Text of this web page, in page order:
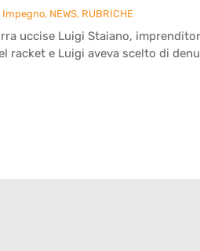
Impegno, NEWS, RUBRICHE
uccise Luigi Staiano,
racket e Luigi aveva scelto di